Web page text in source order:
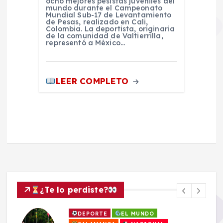
mundo durante el Campeonato
Mundial Sub-17 de Levantamiento
de Pesas, realizado en Cali,
Colombia. La deportista, originaria
de la comunidad de Valtierrilla,
representó a México…
LEER COMPLETO
¿Te lo perdiste?
DEPORTE
EL MUNDO